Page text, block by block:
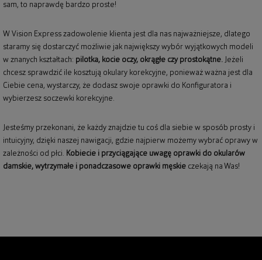
sam, to naprawdę bardzo proste!
W Vision Express zadowolenie klienta jest dla nas najważniejsze, dlatego
staramy się dostarczyć możliwie jak największy wybór wyjątkowych modeli
w znanych kształtach: pilotka, kocie oczy, okrągłe czy prostokątne. Jeżeli
chcesz sprawdzić ile kosztują okulary korekcyjne, ponieważ ważna jest dla
Ciebie cena, wystarczy, że dodasz swoje oprawki do Konfiguratora i
wybierzesz soczewki korekcyjne.
Jesteśmy przekonani, że każdy znajdzie tu coś dla siebie w sposób prosty i
intuicyjny, dzięki naszej nawigacji, gdzie najpierw możemy wybrać oprawy w
zależności od płci. Kobiecie i przyciągające uwagę oprawki do okularów
damskie, wytrzymałe i ponadczasowe oprawki męskie czekają na Was!